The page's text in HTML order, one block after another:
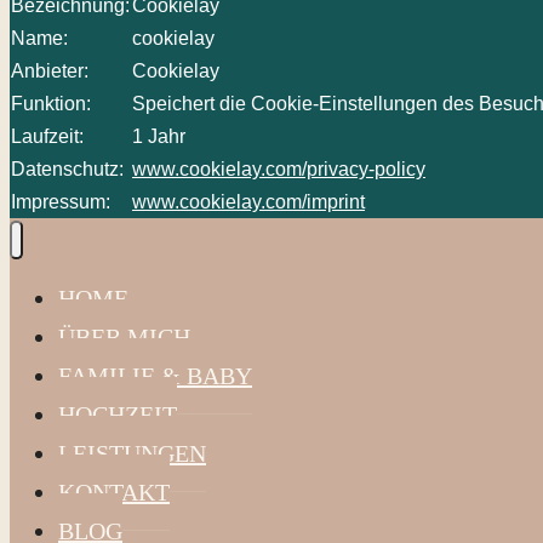
Bezeichnung:Cookielay
Name:
cookielay
Anbieter:
Cookielay
Funktion:
Speichert die Cookie-Einstellungen des
Laufzeit:
1 Jahr
Datenschutz: www.cookielay.com/privacy-policy
Impressum:
www.cookielay.com/imprint
HOME
ÜBER MICH
FAMILIE & BABY
HOCHZEIT
LEISTUNGEN
KONTAKT
BLOG